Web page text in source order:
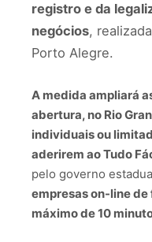
registro e da
negócios,
Porto Alegre.
A medida ampliará
abertura, no Rio
individuais ou
aderirem ao Tudo
pelo governo
empresas on-line
máximo de 10